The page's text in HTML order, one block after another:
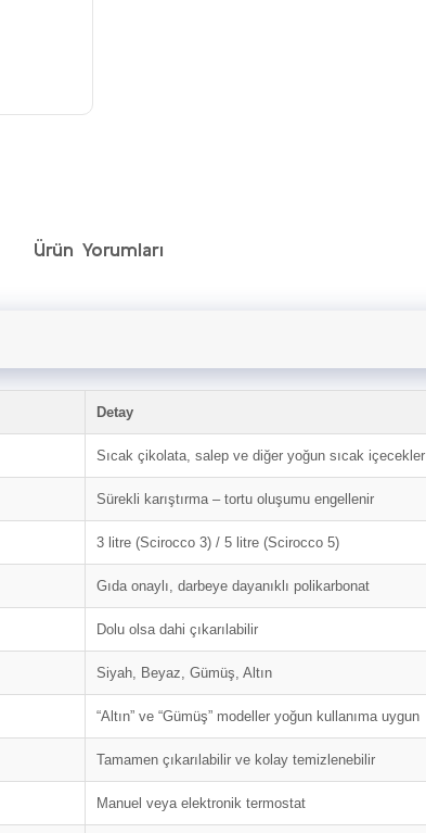
Ürün Yorumları
Detay
Sıcak çikolata, salep ve diğer yoğun sıcak içecekler
Sürekli karıştırma – tortu oluşumu engellenir
3 litre (Scirocco 3) / 5 litre (Scirocco 5)
Gıda onaylı, darbeye dayanıklı polikarbonat
Dolu olsa dahi çıkarılabilir
Siyah, Beyaz, Gümüş, Altın
“Altın” ve “Gümüş” modeller yoğun kullanıma uygun
Tamamen çıkarılabilir ve kolay temizlenebilir
Manuel veya elektronik termostat